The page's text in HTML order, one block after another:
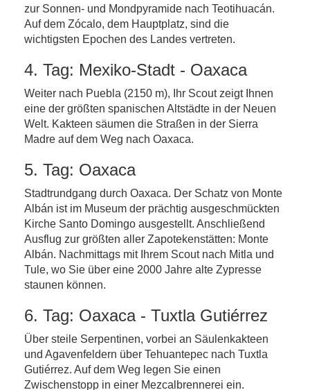
zur Sonnen- und Mondpyramide nach Teotihuacán.
Auf dem Zócalo, dem Hauptplatz, sind die
wichtigsten Epochen des Landes vertreten.
4. Tag: Mexiko-Stadt - Oaxaca
Weiter nach Puebla (2150 m), Ihr Scout zeigt Ihnen
eine der größten spanischen Altstädte in der Neuen
Welt. Kakteen säumen die Straßen in der Sierra
Madre auf dem Weg nach Oaxaca.
5. Tag: Oaxaca
Stadtrundgang durch Oaxaca. Der Schatz von Monte
Albán ist im Museum der prächtig ausgeschmückten
Kirche Santo Domingo ausgestellt. Anschließend
Ausflug zur größten aller Zapotekenstätten: Monte
Albán. Nachmittags mit Ihrem Scout nach Mitla und
Tule, wo Sie über eine 2000 Jahre alte Zypresse
staunen können.
6. Tag: Oaxaca - Tuxtla Gutiérrez
Über steile Serpentinen, vorbei an Säulenkakteen
und Agavenfeldern über Tehuantepec nach Tuxtla
Gutiérrez. Auf dem Weg legen Sie einen
Zwischenstopp in einer Mezcalbrennerei ein.